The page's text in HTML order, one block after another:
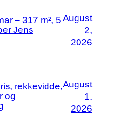
– 317 m², 5
Jens
August
2,
2026
rekkevidde,
og
August
1,
2026